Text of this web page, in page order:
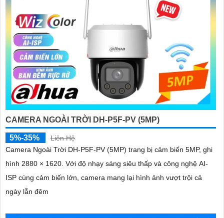
CAMERA NGOÀI TRỜI DH-P5F-PV (5MP)
5%-35%
Liên Hệ
Camera Ngoài Trời DH-P5F-PV (5MP) trang bị cảm biến 5MP, ghi
hình 2880 × 1620. Với độ nhạy sáng siêu thấp và công nghệ AI-
ISP cùng cảm biến lớn, camera mang lại hình ảnh vượt trội cả
ngày lẫn đêm